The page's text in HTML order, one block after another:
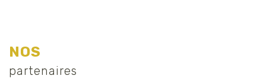
NOS
partenaires